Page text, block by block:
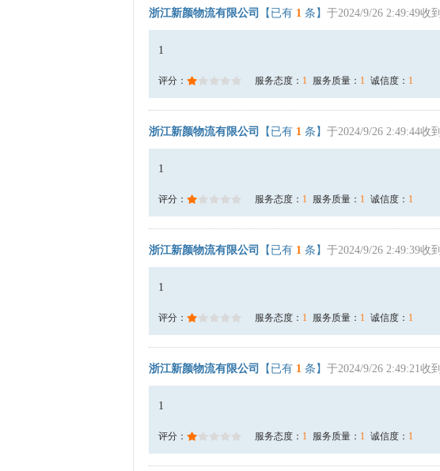
浙江新颜物流有限公司 【已有 1 条】 于2024/9/26 2:49:49收到
1
评分： 服务态度： 1 服务质量： 1 诚信度： 1
浙江新颜物流有限公司 【已有 1 条】 于2024/9/26 2:49:44收到
1
评分： 服务态度： 1 服务质量： 1 诚信度： 1
浙江新颜物流有限公司 【已有 1 条】 于2024/9/26 2:49:39收到
1
评分： 服务态度： 1 服务质量： 1 诚信度： 1
浙江新颜物流有限公司 【已有 1 条】 于2024/9/26 2:49:21收到
1
评分： 服务态度： 1 服务质量： 1 诚信度： 1